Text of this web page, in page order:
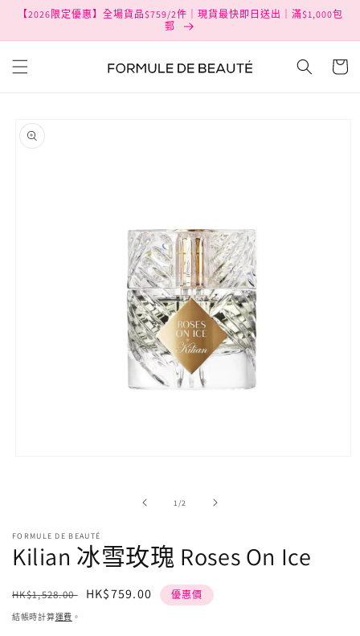
跳至內
【2026限定優惠】全場貨品$759/2件｜現貨最快即日送出｜滿$1,000包
郵
購
物
略過產
品資訊
中
開
媒
體
1//2
FORMULE DE BEAUTÉ
Kilian 冰雪玫瑰 Roses On Ice
定
價
HK$1,528.00
售
HK$759.00 優惠價
結帳時計算運費 。